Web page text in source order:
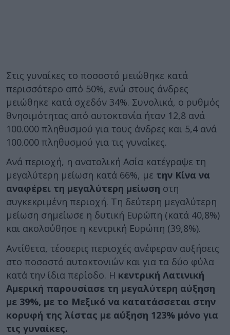
Στις γυναίκες το ποσοστό μειώθηκε κατά
περισσότερο από 50%, ενώ στους άνδρες
μειώθηκε κατά σχεδόν 34%. Συνολικά, ο ρυθμός
θνησιμότητας από αυτοκτονία ήταν 12,8 ανά
100.000 πληθυσμού για τους άνδρες και 5,4 ανά
100.000 πληθυσμού για τις γυναίκες.
Ανά περιοχή, η ανατολική Ασία κατέγραψε τη
μεγαλύτερη μείωση κατά 66%, με την Κίνα να
αναφέρει τη μεγαλύτερη μείωση στη
συγκεκριμένη περιοχή. Τη δεύτερη μεγαλύτερη
μείωση σημείωσε η δυτική Ευρώπη (κατά 40,8%)
και ακολούθησε η κεντρική Ευρώπη (39,8%).
Αντίθετα, τέσσερις περιοχές ανέφεραν αυξήσεις
στο ποσοστό αυτοκτονιών και για τα δύο φύλα
κατά την ίδια περίοδο. Η κεντρική Λατινική
Αμερική παρουσίασε τη μεγαλύτερη αύξηση
με 39%, με το Μεξικό να κατατάσσεται στην
κορυφή της λίστας με αύξηση 123% μόνο για
τις γυναίκες.